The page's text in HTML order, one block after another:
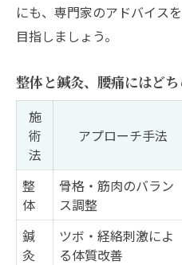
にも、専門家のアドバイス
目指しましょう。
整体と鍼灸、腰痛にはどち
施
術
法
アプローチ手法
整
体
骨格・筋肉のバラン
ス調整
鍼
灸
ツボ・経絡刺激によ
る体質改善